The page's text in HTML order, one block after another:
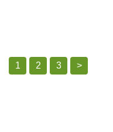
1 2 3 >